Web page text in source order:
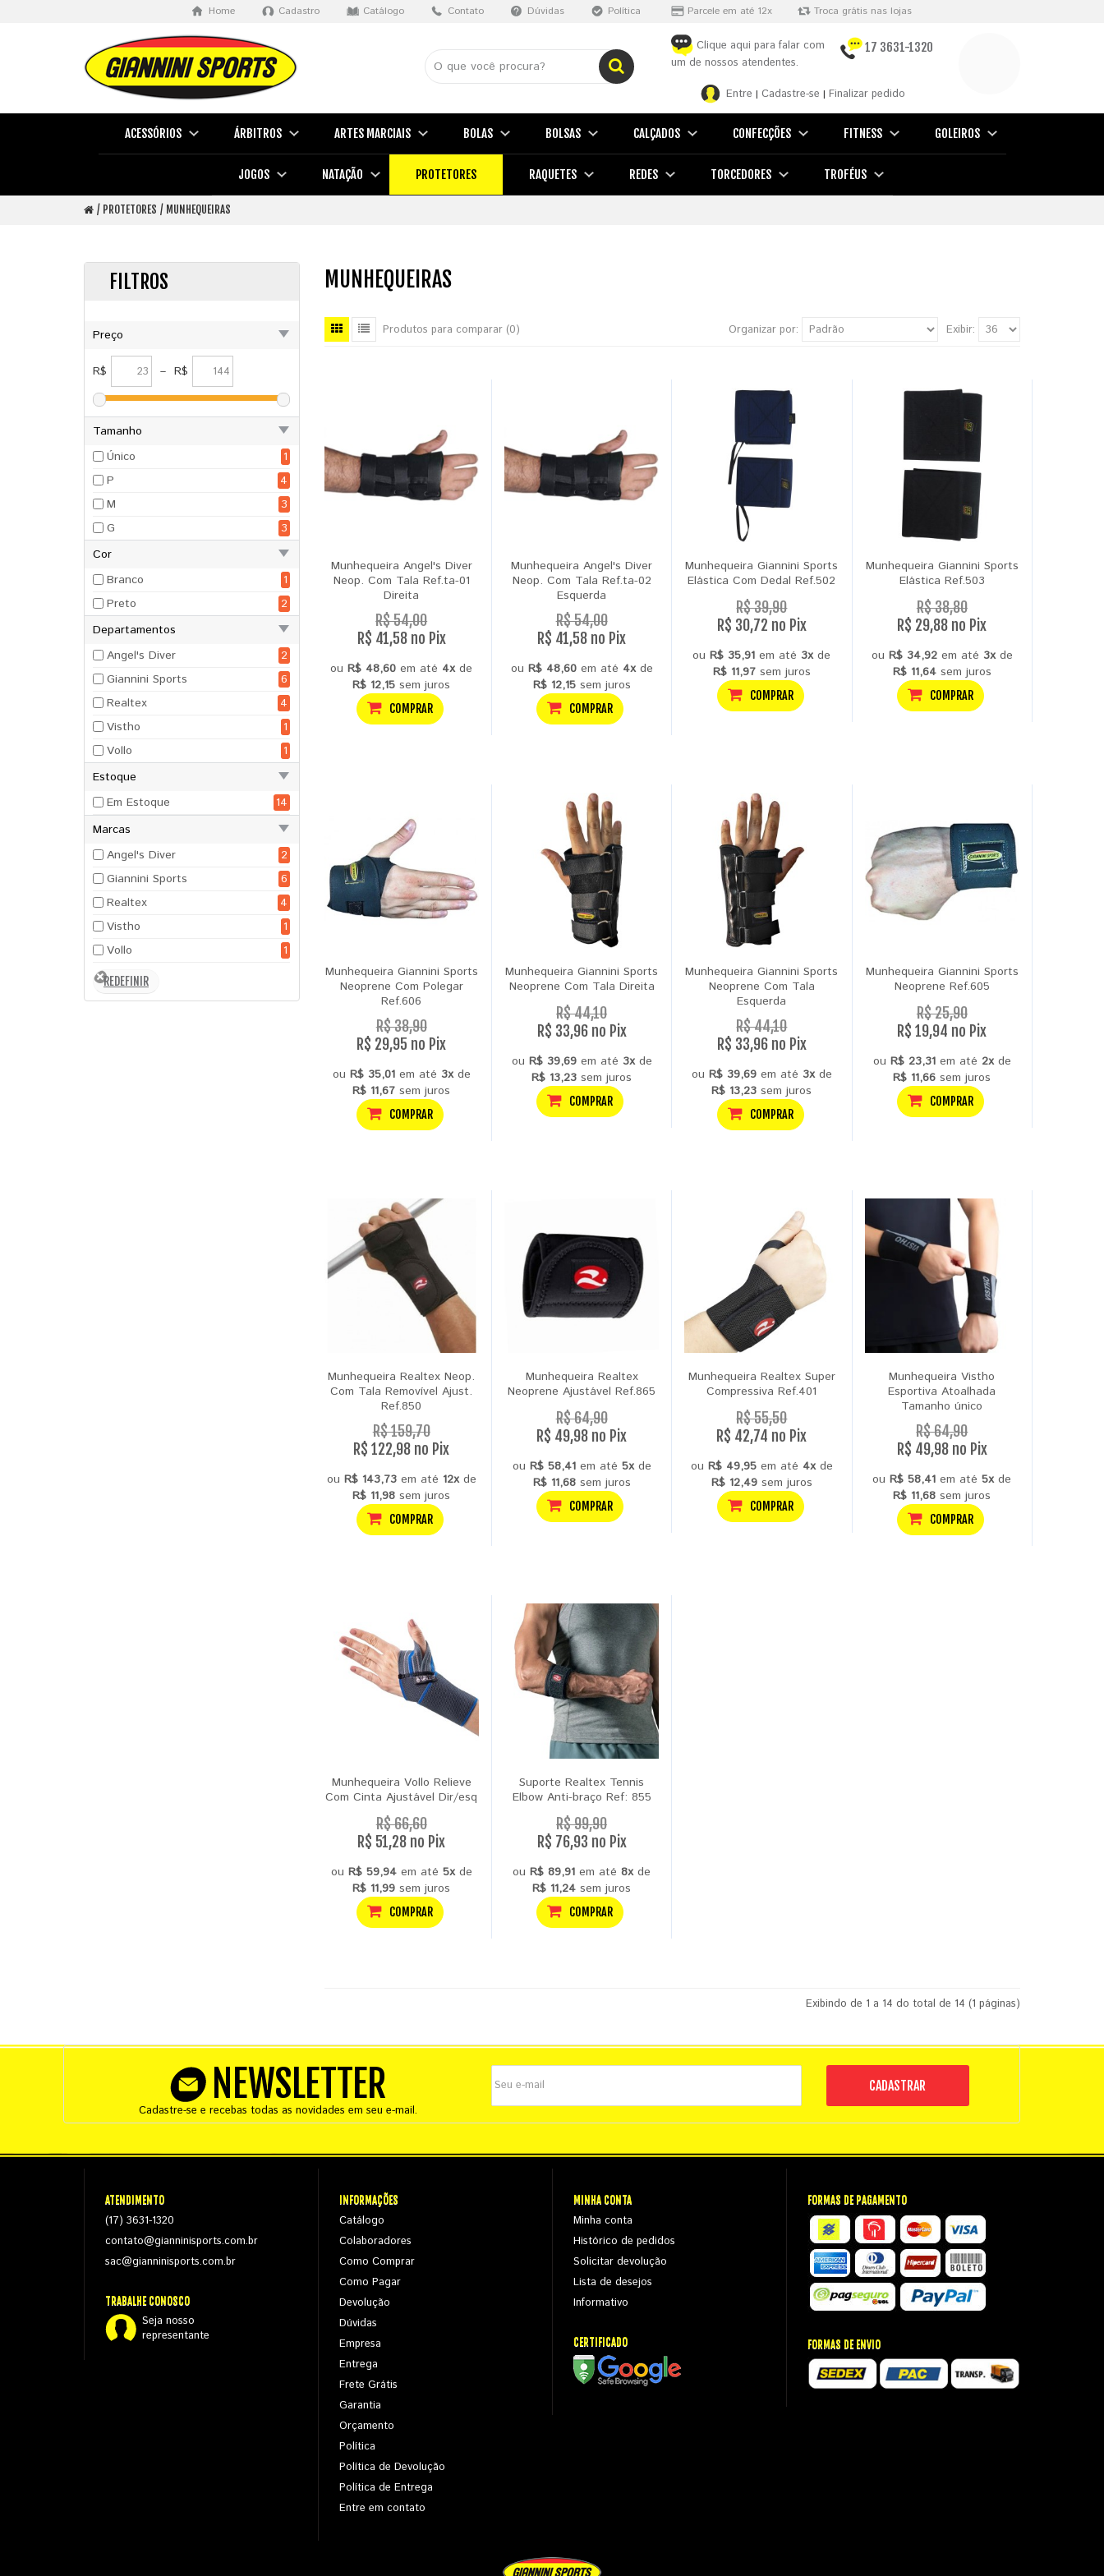
Home Cadastro Catálogo Contato Dúvidas Política Parcele em até 12x Troca grátis nas lojas
Clique aqui para falar com
um de nossos atendentes.
17 3631-1320
Entre | Cadastre-se | Finalizar pedido
ACESSÓRIOS ÁRBITROS ARTES MARCIAIS BOLAS BOLSAS CALÇADOS CONFECÇÕES FITNESS GOLEIROS
JOGOS NATAÇÃO PROTETORES RAQUETES REDES TORCEDORES TROFÉUS
PROTETORES MUNHEQUEIRAS
FILTROS
Preço
R$ – R$
Tamanho
Único
1
P
4
M
3
G
3
Cor
Branco
1
Preto
2
Departamentos
Angel's Diver
2
Giannini Sports
6
Realtex
4
Vistho
1
Vollo
1
Estoque
Em Estoque
14
Marcas
Angel's Diver
2
Giannini Sports
6
Realtex
4
Vistho
1
Vollo
1
MUNHEQUEIRAS
Exibir:
Organizar por:
Produtos para comparar (0)
Munhequeira Angel's Diver
Neop. Com Tala Ref.ta-01
Direita
R$ 54,00
R$ 41,58 no Pix
ouR$ 48,60 em até 4xde
R$ 12,15 sem juros
COMPRAR
Munhequeira Angel's Diver
Neop. Com Tala Ref.ta-02
Esquerda
R$ 54,00
R$ 41,58 no Pix
ou R$ 48,60em até 4xde
R$ 12,15sem juros
COMPRAR
Munhequeira Giannini Sports
Elástica Com Dedal Ref.502
R$ 39,90
R$ 30,72 no Pix
ouR$ 35,91 em até 3xde
R$ 11,97sem juros
COMPRAR
Munhequeira Giannini Sports
Elástica Ref.503
R$ 38,80
R$ 29,88 no Pix
ou R$ 34,92em até 3xde
R$ 11,64sem juros
COMPRAR
Munhequeira Giannini Sports
Neoprene Com Polegar
Ref.606
R$ 38,90
R$ 29,95 no Pix
ou R$ 35,01em até 3xde
R$ 11,67 sem juros
COMPRAR
Munhequeira Giannini Sports
Neoprene Com Tala Direita
R$ 44,10
R$ 33,96 no Pix
ou R$ 39,69em até 3xde
R$ 13,23 sem juros
COMPRAR
Munhequeira Giannini Sports
Neoprene Com Tala
Esquerda
R$ 44,10
R$ 33,96 no Pix
ou R$ 39,69em até 3xde
R$ 13,23 sem juros
COMPRAR
Munhequeira Giannini Sports
Neoprene Ref.605
R$ 25,90
R$ 19,94 no Pix
ou R$ 23,31em até 2xde
R$ 11,66 sem juros
COMPRAR
Munhequeira Realtex Neop.
Com Tala Removível Ajust.
Ref.850
R$ 159,70
R$ 122,98 no Pix
ou R$ 143,73em até 12xde
R$ 11,98 sem juros
COMPRAR
Munhequeira Realtex
Neoprene Ajustável Ref.865
R$ 64,90
R$ 49,98 no Pix
ou R$ 58,41em até 5xde
R$ 11,68sem juros
COMPRAR
Munhequeira Realtex Super
Compressiva Ref.401
R$ 55,50
R$ 42,74 no Pix
ou R$ 49,95em até 4xde
R$ 12,49sem juros
COMPRAR
Munhequeira Vistho
Esportiva Atoalhada
Tamanho único
R$ 64,90
R$ 49,98 no Pix
ouR$ 58,41 em até5xde
R$ 11,68 sem juros
COMPRAR
Munhequeira Vollo Relieve
Com Cinta Ajustável Dir/esq
R$ 66,60
R$ 51,28 no Pix
ou R$ 59,94em até 5xde
R$ 11,99 sem juros
COMPRAR
Suporte Realtex Tennis
Elbow Anti-braço Ref: 855
R$ 99,90
R$ 76,93 no Pix
ouR$ 89,91 em até8xde
R$ 11,24 sem juros
COMPRAR
Exibindo de 1 a 14 do total de 14 (1 páginas)
NEWSLETTER
Cadastre-se e recebas todas as novidades em seu e-mail.
CADASTRAR
ATENDIMENTO
(17) 3631-1320
contato@gianninisports.com.br
sac@gianninisports.com.br
TRABALHE CONOSCO
Seja nosso
representante
INFORMAÇÕES
Catálogo
Colaboradores
Como Comprar
Como Pagar
Devolução
Dúvidas
Empresa
Entrega
Frete Grátis
Garantia
Orçamento
Política
Política de Devolução
Política de Entrega
Entre em contato
MINHA CONTA
Minha conta
Histórico de pedidos
Solicitar devolução
Lista de desejos
Informativo
CERTIFICADO
FORMAS DE PAGAMENTO
FORMAS DE ENVIO